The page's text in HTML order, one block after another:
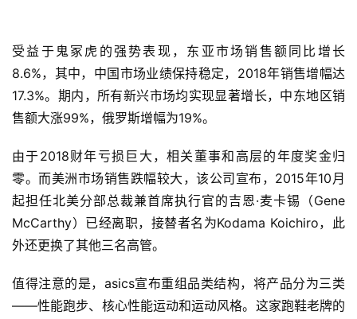
受益于鬼冢虎的强势表现，东亚市场销售额同比增长
8.6%，其中，中国市场业绩保持稳定，2018年销售增幅达
17.3%。期内，所有新兴市场均实现显著增长，中东地区销
售额大涨99%，俄罗斯增幅为19%。
由于2018财年亏损巨大，相关董事和高层的年度奖金归
零。而美洲市场销售跌幅较大，该公司宣布，2015年10月
起担任北美分部总裁兼首席执行官的吉恩·麦卡锡（Gene
McCarthy）已经离职，接替者名为Kodama Koichiro，此
外还更换了其他三名高管。
值得注意的是，asics宣布重组品类结构，将产品分为三类
——性能跑步、核心性能运动和运动风格。这家跑鞋老牌的